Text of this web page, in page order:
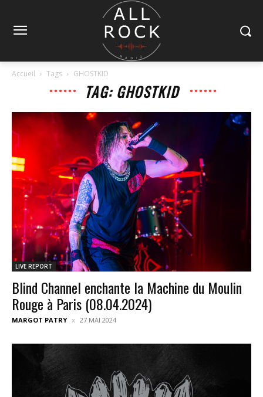
Accueil Tags GHOSTKID
TAG: GHOSTKID
LIVE REPORT
Blind Channel enchante la Machine du Moulin
Rouge à Paris (08.04.2024)
MARGOT PATRY 27 MAI 2024